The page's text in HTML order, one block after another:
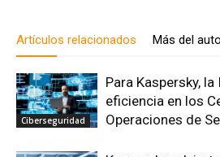
Artículos relacionados Más del
Ciberseguridad
Para Kaspersky,
eficiencia en los
Operaciones de